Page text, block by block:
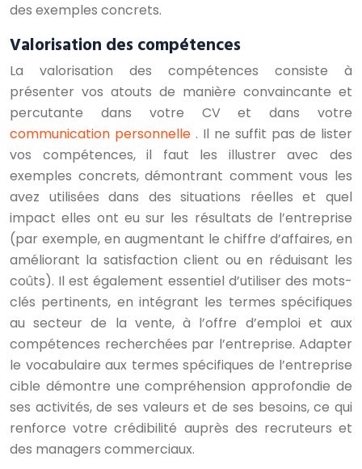
des exemples concrets.
Valorisation des compétences
La valorisation des compétences consiste à
présenter vos atouts de manière convaincante et
percutante dans votre CV et dans votre
communication personnelle . Il ne suffit pas de lister
vos compétences, il faut les illustrer avec des
exemples concrets, démontrant comment vous les
avez utilisées dans des situations réelles et quel
impact elles ont eu sur les résultats de l’entreprise
(par exemple, en augmentant le chiffre d’affaires, en
améliorant la satisfaction client ou en réduisant les
coûts). Il est également essentiel d’utiliser des mots-
clés pertinents, en intégrant les termes spécifiques
au secteur de la vente, à l’offre d’emploi et aux
compétences recherchées par l’entreprise. Adapter
le vocabulaire aux termes spécifiques de l’entreprise
cible démontre une compréhension approfondie de
ses activités, de ses valeurs et de ses besoins, ce qui
renforce votre crédibilité auprès des recruteurs et
des managers commerciaux.